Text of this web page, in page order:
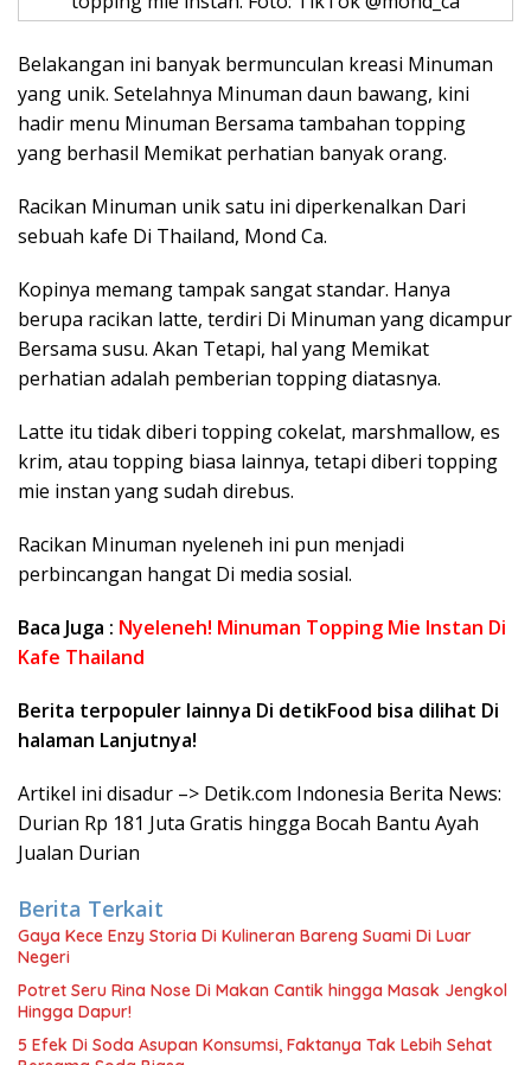
Belakangan ini banyak bermunculan kreasi Minuman
yang unik. Setelahnya Minuman daun bawang, kini
hadir menu Minuman Bersama tambahan topping
yang berhasil Memikat perhatian banyak orang.
Racikan Minuman unik satu ini diperkenalkan Dari
sebuah kafe Di Thailand, Mond Ca.
Kopinya memang tampak sangat standar. Hanya
berupa racikan latte, terdiri Di Minuman yang dicampur
Bersama susu. Akan Tetapi, hal yang Memikat
perhatian adalah pemberian topping diatasnya.
Latte itu tidak diberi topping cokelat, marshmallow, es
krim, atau topping biasa lainnya, tetapi diberi topping
mie instan yang sudah direbus.
Racikan Minuman nyeleneh ini pun menjadi
perbincangan hangat Di media sosial.
Baca Juga : Nyeleneh! Minuman Topping Mie Instan Di
Kafe Thailand
Berita terpopuler lainnya Di detikFood bisa dilihat Di
halaman Lanjutnya!
Artikel ini disadur –> Detik.com Indonesia Berita News:
Durian Rp 181 Juta Gratis hingga Bocah Bantu Ayah
Jualan Durian
Berita Terkait
Gaya Kece Enzy Storia Di Kulineran Bareng Suami Di Luar
Negeri
Potret Seru Rina Nose Di Makan Cantik hingga Masak Jengkol
Hingga Dapur!
5 Efek Di Soda Asupan Konsumsi, Faktanya Tak Lebih Sehat